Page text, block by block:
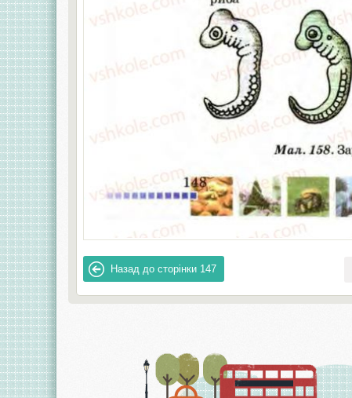
Назад до сторінки 147